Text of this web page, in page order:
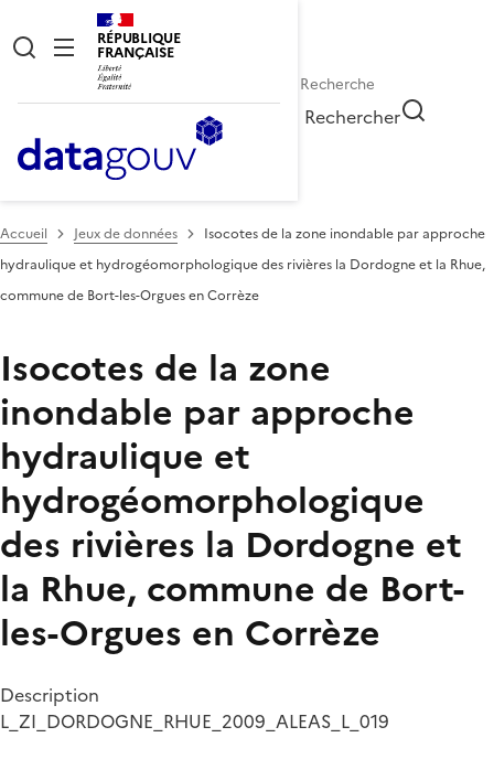
RÉPUBLIQUE
FRANÇAISE
Rechercher
Accueil Jeux de données
Isocotes de la zone inondable par approche
hydraulique et hydrogéomorphologique des rivières la Dordogne et la Rhue,
commune de Bort-les-Orgues en Corrèze
Isocotes de la zone
inondable par approche
hydraulique et
hydrogéomorphologique
des rivières la Dordogne et
la Rhue, commune de Bort-
les-Orgues en Corrèze
Description
L_ZI_DORDOGNE_RHUE_2009_ALEAS_L_019